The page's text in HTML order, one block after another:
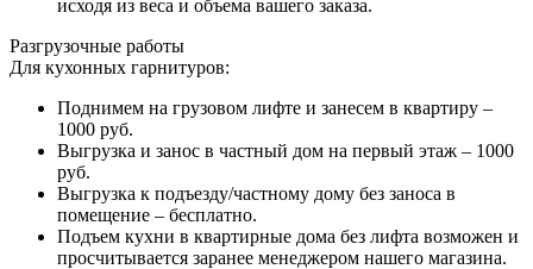
исходя из веса и объема вашего заказа.
Разгрузочные работы
Для кухонных гарнитуров:
Поднимем на грузовом лифте и занесем в квартиру –
1000 руб.
Выгрузка и занос в частный дом на первый этаж – 1000
руб.
Выгрузка к подъезду/частному дому без заноса в
помещение – бесплатно.
Подъем кухни в квартирные дома без лифта возможен и
просчитывается заранее менеджером нашего магазина.